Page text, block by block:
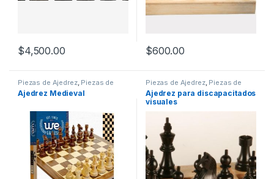
$4,500.00 $600.00
Piezas de Ajedrez, Piezas de
Ajedrez Madera Piezas de
Ajedrez Plástico,Tableros
Ajedrez Medieval
Piezas de Ajedrez, Piezas de
Ajedrez Madera ,Sin categorizar
Ajedrez para discapacitados
visuales